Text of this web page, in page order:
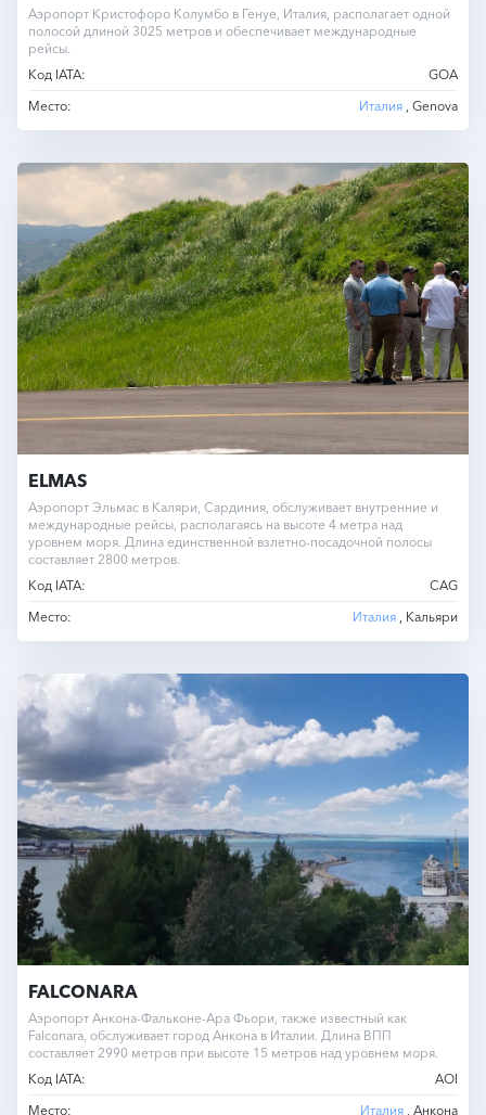
Аэропорт Кристофоро Колумбо в Генуе, Италия, располагает одной
полосой длиной 3025 метров и обеспечивает международные
рейсы.
Код IATA:
GOA
Место:
Италия , Genova
ELMAS
Аэропорт Эльмас в Каляри, Сардиния, обслуживает внутренние и
международные рейсы, располагаясь на высоте 4 метра над
уровнем моря. Длина единственной взлетно-посадочной полосы
составляет 2800 метров.
Код IATA:
CAG
Место:
Италия , Кальяри
FALCONARA
Аэропорт Анкона-Фальконе-Ара Фьори, также известный как
Falconara, обслуживает город Анкона в Италии. Длина ВПП
составляет 2990 метров при высоте 15 метров над уровнем моря.
Код IATA:
AOI
Место:
Италия , Анкона